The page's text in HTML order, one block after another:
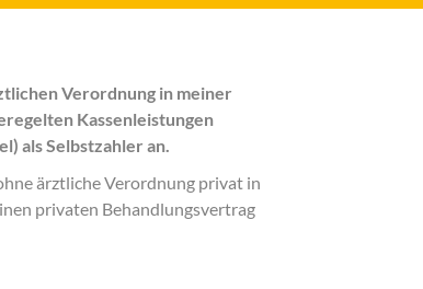
Verordnung in meiner
Kassenleistungen
als Selbstzahler an.
ärztliche Verordnung privat in
privaten Behandlungsvertrag